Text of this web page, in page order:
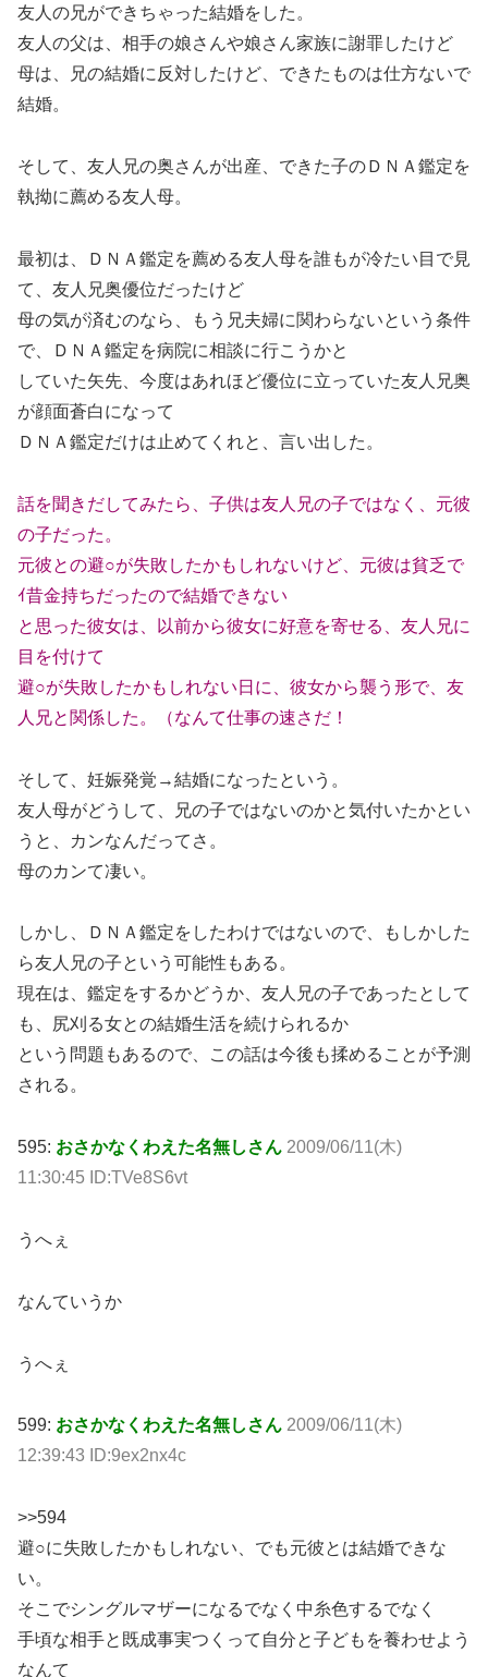
友人の兄ができちゃった結婚をした。
友人の父は、相手の娘さんや娘さん家族に謝罪したけど
母は、兄の結婚に反対したけど、できたものは仕方ないで
結婚。
そして、友人兄の奥さんが出産、できた子のＤＮＡ鑑定を
執拗に薦める友人母。
最初は、ＤＮＡ鑑定を薦める友人母を誰もが冷たい目で見
て、友人兄奥優位だったけど
母の気が済むのなら、もう兄夫婦に関わらないという条件
で、ＤＮＡ鑑定を病院に相談に行こうかと
していた矢先、今度はあれほど優位に立っていた友人兄奥
が顔面蒼白になって
ＤＮＡ鑑定だけは止めてくれと、言い出した。
話を聞きだしてみたら、子供は友人兄の子ではなく、元彼
の子だった。
元彼との避○が失敗したかもしれないけど、元彼は貧乏で
ｲ昔金持ちだったので結婚できない
と思った彼女は、以前から彼女に好意を寄せる、友人兄に
目を付けて
避○が失敗したかもしれない日に、彼女から襲う形で、友
人兄と関係した。（なんて仕事の速さだ！
そして、妊娠発覚→結婚になったという。
友人母がどうして、兄の子ではないのかと気付いたかとい
うと、カンなんだってさ。
母のカンて凄い。
しかし、ＤＮＡ鑑定をしたわけではないので、もしかした
ら友人兄の子という可能性もある。
現在は、鑑定をするかどうか、友人兄の子であったとして
も、尻刈る女との結婚生活を続けられるか
という問題もあるので、この話は今後も揉めることが予測
される。
595: おさかなくわえた名無しさん 2009/06/11(木)
11:30:45 ID:TVe8S6vt
うへぇ
なんていうか
うへぇ
599: おさかなくわえた名無しさん 2009/06/11(木)
12:39:43 ID:9ex2nx4c
>>594
避○に失敗したかもしれない、でも元彼とは結婚できな
い。
そこでシングルマザーになるでなく中糸色するでなく
手頃な相手と既成事実つくって自分と子どもを養わせよう
なんて